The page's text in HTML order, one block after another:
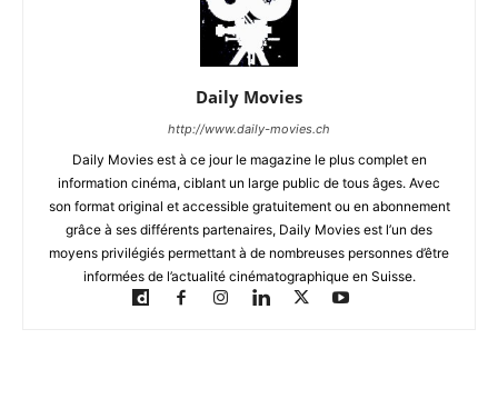
Daily Movies
http://www.daily-movies.ch
Daily Movies est à ce jour le magazine le plus complet en
information cinéma, ciblant un large public de tous âges. Avec
son format original et accessible gratuitement ou en abonnement
grâce à ses différents partenaires, Daily Movies est l’un des
moyens privilégiés permettant à de nombreuses personnes d’être
informées de l’actualité cinématographique en Suisse.